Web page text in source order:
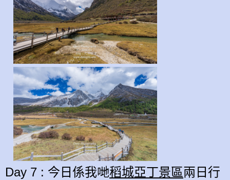
Day 7 : 今日係我哋稻城亞丁景區兩日行